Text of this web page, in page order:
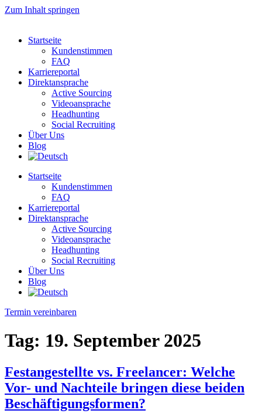
Zum Inhalt springen
Startseite
Kundenstimmen
FAQ
Karriereportal
Direktansprache
Active Sourcing
Videoansprache
Headhunting
Social Recruiting
Über Uns
Blog
Startseite
Kundenstimmen
FAQ
Karriereportal
Direktansprache
Active Sourcing
Videoansprache
Headhunting
Social Recruiting
Über Uns
Blog
Termin vereinbaren
Tag: 19. September 2025
Festangestellte vs. Freelancer: Welche
Vor- und Nachteile bringen diese beiden
Beschäftigungsformen?